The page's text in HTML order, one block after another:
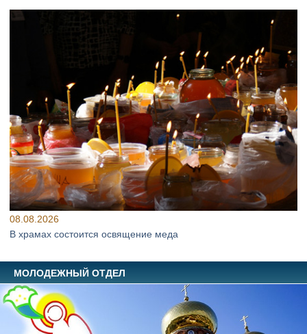
08.08.2026
В храмах состоится освящение меда
МОЛОДЕЖНЫЙ ОТДЕЛ